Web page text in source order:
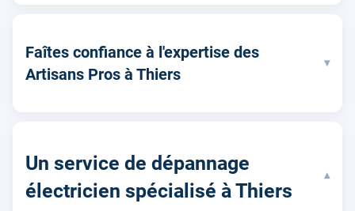
Faîtes confiance à l'expertise des
Artisans Pros à Thiers
▾
Un service de dépannage
électricien spécialisé à Thiers
▾